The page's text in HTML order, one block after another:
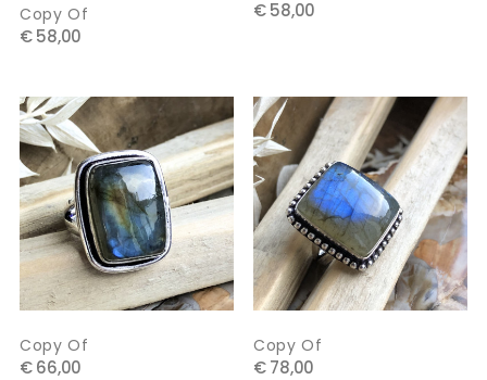
Copy Of
€ 58,00
€ 58,00
Copy Of
€ 66,00
Copy Of
€ 78,00